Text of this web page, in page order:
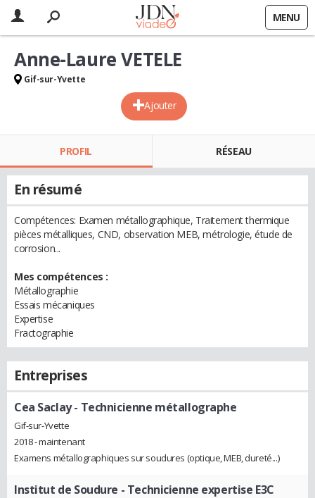
MENU
Ajouter
Anne-Laure VETELE
Gif-sur-Yvette
PROFIL RÉSEAU
En résumé
Compétences: Examen métallographique, Traitement thermique
pièces métalliques, CND, observation MEB, métrologie, étude de
corrosion...
Mes compétences :
Métallographie
Essais mécaniques
Expertise
Fractographie
Entreprises
Cea Saclay- Technicienne métallographe
Gif-sur-Yvette
2018 - maintenant
Examens métallographiques sur soudures (optique, MEB, dureté...)
Institut de Soudure - Technicienne expertise E3C